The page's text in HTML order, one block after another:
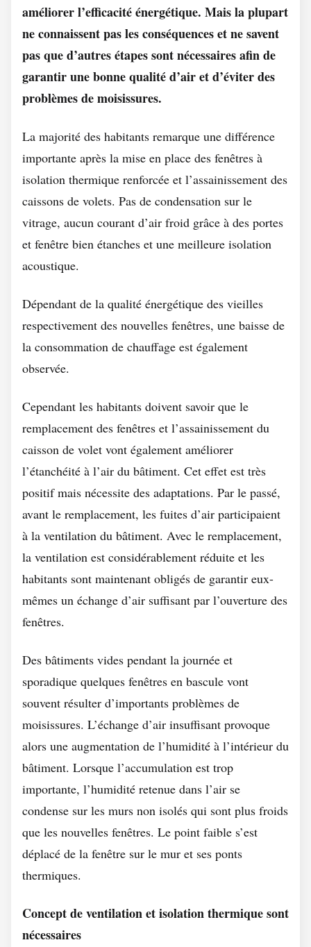
améliorer l’efficacité énergétique. Mais la plupart
ne connaissent pas les conséquences et ne savent
pas que d’autres étapes sont nécessaires afin de
garantir une bonne qualité d’air et d’éviter des
problèmes de moisissures.
La majorité des habitants remarque une différence
importante après la mise en place des fenêtres à
isolation thermique renforcée et l’assainissement des
caissons de volets. Pas de condensation sur le
vitrage, aucun courant d’air froid grâce à des portes
et fenêtre bien étanches et une meilleure isolation
acoustique.
Dépendant de la qualité énergétique des vieilles
respectivement des nouvelles fenêtres, une baisse de
la consommation de chauffage est également
observée.
Cependant les habitants doivent savoir que le
remplacement des fenêtres et l’assainissement du
caisson de volet vont également améliorer
l’étanchéité à l’air du bâtiment. Cet effet est très
positif mais nécessite des adaptations. Par le passé,
avant le remplacement, les fuites d’air participaient
à la ventilation du bâtiment. Avec le remplacement,
la ventilation est considérablement réduite et les
habitants sont maintenant obligés de garantir eux-
mêmes un échange d’air suffisant par l’ouverture des
fenêtres.
Des bâtiments vides pendant la journée et
sporadique quelques fenêtres en bascule vont
souvent résulter d’importants problèmes de
moisissures. L’échange d’air insuffisant provoque
alors une augmentation de l’humidité à l’intérieur du
bâtiment. Lorsque l’accumulation est trop
importante, l’humidité retenue dans l’air se
condense sur les murs non isolés qui sont plus froids
que les nouvelles fenêtres. Le point faible s’est
déplacé de la fenêtre sur le mur et ses ponts
thermiques.
Concept de ventilation et isolation thermique sont
nécessaires